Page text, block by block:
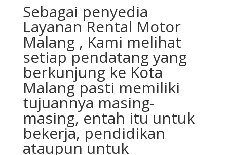
Sebagai penyedia
Layanan Rental Motor
Malang , Kami melihat
setiap pendatang yang
berkunjung ke Kota
Malang pasti memiliki
tujuannya masing-
masing, entah itu untuk
bekerja, pendidikan
ataupun untuk